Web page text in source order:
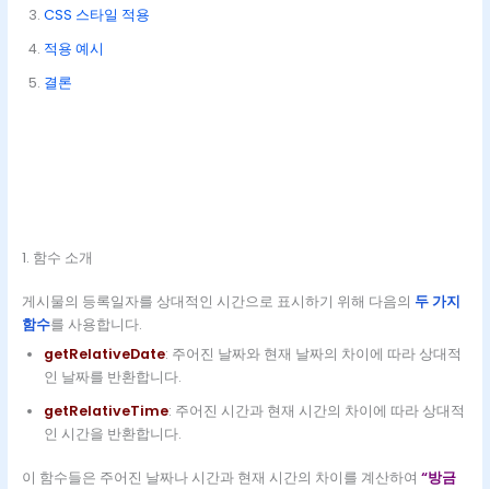
CSS 스타일 적용
적용 예시
결론
1. 함수 소개
게시물의 등록일자를 상대적인 시간으로 표시하기 위해 다음의 두 가지
함수를 사용합니다.
getRelativeDate: 주어진 날짜와 현재 날짜의 차이에 따라 상대적
인 날짜를 반환합니다.
getRelativeTime: 주어진 시간과 현재 시간의 차이에 따라 상대적
인 시간을 반환합니다.
이 함수들은 주어진 날짜나 시간과 현재 시간의 차이를 계산하여 “방금